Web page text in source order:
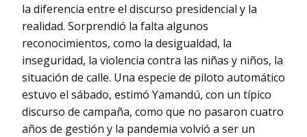
la diferencia entre el discurso presidencial y la
realidad. Sorprendió la falta algunos
reconocimientos, como la desigualdad, la
inseguridad, la violencia contra las niñas y niños, la
situación de calle. Una especie de piloto automático
estuvo el sábado, estimó Yamandú, con un típico
discurso de campaña, como que no pasaron cuatro
años de gestión y la pandemia volvió a ser un